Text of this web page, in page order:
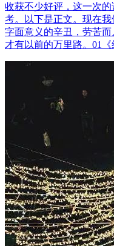
收获不少好评，这一次
考。以下是正文。现在
字面意义的辛丑，劳苦
才有以前的万里路。01